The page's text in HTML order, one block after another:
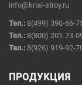
info@krial-stroy.ru
Тел.: 8(499) 390-66-
Тел.: 8(800) 201-73-
Тел.: 8(926) 919-92-
ПРОДУКЦИЯ